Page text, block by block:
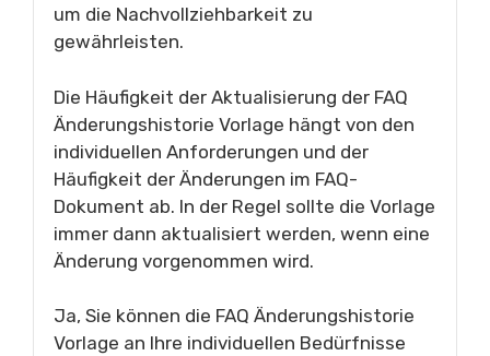
um die Nachvollziehbarkeit zu
gewährleisten.
Die Häufigkeit der Aktualisierung der FAQ
Änderungshistorie Vorlage hängt von den
individuellen Anforderungen und der
Häufigkeit der Änderungen im FAQ-
Dokument ab. In der Regel sollte die Vorlage
immer dann aktualisiert werden, wenn eine
Änderung vorgenommen wird.
Ja, Sie können die FAQ Änderungshistorie
Vorlage an Ihre individuellen Bedürfnisse